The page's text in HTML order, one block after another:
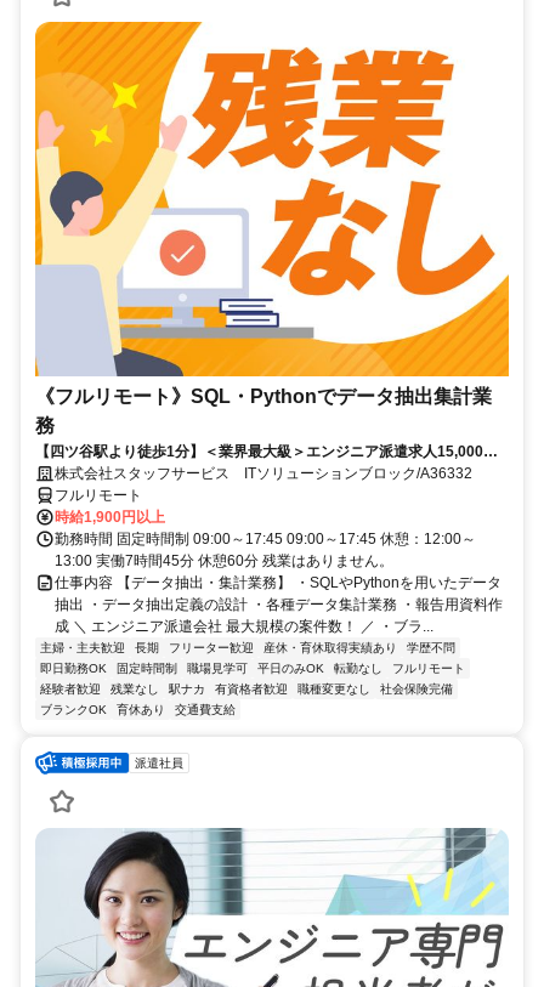
《フルリモート》SQL・Pythonでデータ抽出集計業
務
【四ツ谷駅より徒歩1分】＜業界最大級＞エンジニア派遣求人15,000件
以上◎ 来社不要のカンタン登録→最短2日で就業可能！！
株式会社スタッフサービス ITソリューションブロック/A36332
フルリモート
時給1,900円以上
勤務時間 固定時間制 09:00～17:45 09:00～17:45 休憩：12:00～
13:00 実働7時間45分 休憩60分 残業はありません。
仕事内容 【データ抽出・集計業務】 ・SQLやPythonを用いたデータ
抽出 ・データ抽出定義の設計 ・各種データ集計業務 ・報告用資料作
成 ＼ エンジニア派遣会社 最大規模の案件数！ ／ ・ブラ...
主婦・主夫歓迎 長期 フリーター歓迎 産休・育休取得実績あり
学歴不問
即日勤務OK
固定時間制 職場見学可 平日のみOK 転勤なし
フルリモート
経験者歓迎
残業なし 駅ナカ 有資格者歓迎 職種変更なし
社会保険完備
ブランクOK
育休あり 交通費支給
派遣社員